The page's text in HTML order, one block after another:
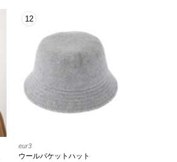
12
eur3
ウールバケットハット